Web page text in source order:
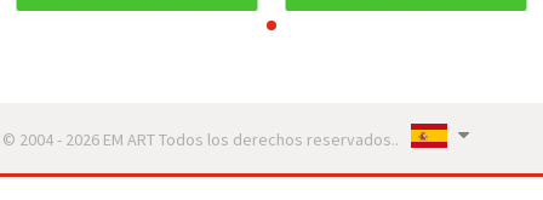
© 2004 - 2026 EM ART Todos los derechos reservados..